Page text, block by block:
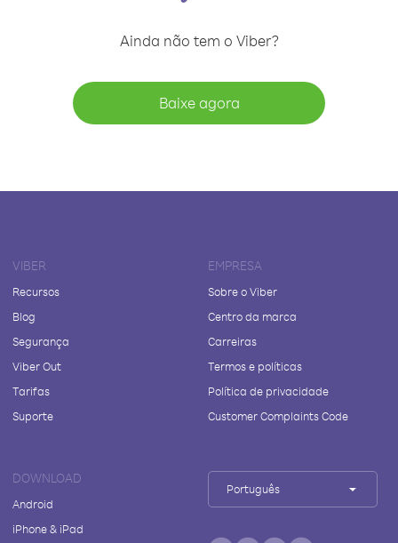
Ainda não tem o Viber?
Baixe agora
VIBER
Recursos
Blog
Segurança
Viber Out
Tarifas
Suporte
EMPRESA
Sobre o Viber
Centro da marca
Carreiras
Termos e políticas
Política de privacidade
Customer Complaints Code
DOWNLOAD
Android
iPhone & iPad
Português